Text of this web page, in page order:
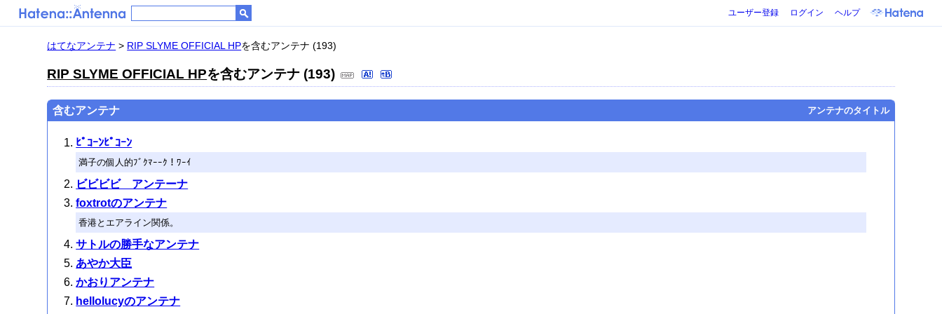
ユーザー登録 ログイン ヘルプ
はてなアンテナ > RIP SLYME OFFICIAL HPを含むアンテナ (193)
RIP SLYME OFFICIAL HPを含むアンテナ (193)
含むアンテナ アンテナのタイトル
ﾋﾟｺｰﾝﾋﾟｺｰﾝ
満子の個人的ﾌﾞｸﾏｰｰｸ！ﾜｰｲ
ビビビビ アンテーナ
foxtrotのアンテナ
香港とエアライン関係。
サトルの勝手なアンテナ
あやか大臣
かおりアンテナ
hellolucyのアンテナ